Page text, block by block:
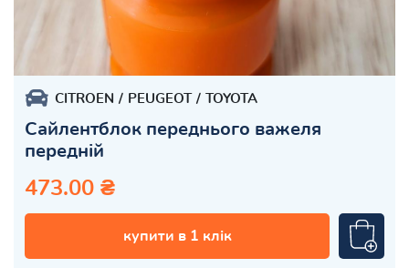
CITROEN PEUGEOT TOYOTA
Сайлентблок переднього важеля
передній
473.00 ₴
купити в 1 клік